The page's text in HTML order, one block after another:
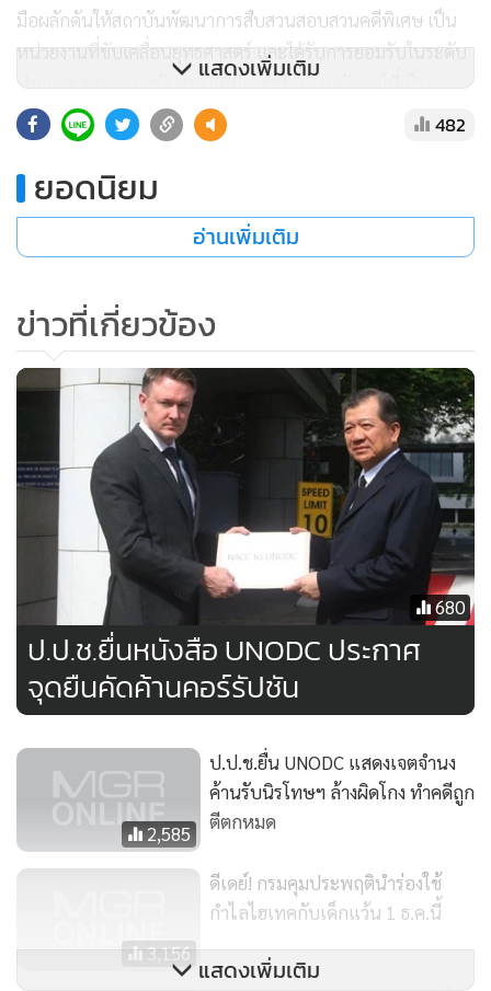
มือผลักดันให้สถาบันพัฒนาการสืบสวนสอบสวนคดีพิเศษ เป็น
หน่วยงานที่ขับเคลื่อนยุทธศาสตร์ และได้รับการยอมรับในระดับ
ประเทศ ตลอดจนสนับสนุนให้มีการสร้างภาพลักษณ์ที่เป็น
มาตรฐานและได้รับการยอมรับจากนานาประเทศ พร้อมกับ
แสดงถึงการปรับบทบาทในการเป็นผู้พัฒนาและผลักดันนโยบาย
(Policy Initiation and Advocacy)ในกิจการสืบสวนสอบสวนคดี
พิเศษให้มีประสิทธิผลในอนาคต ผ่านกระบวนการทำงานร่วมกับ
ภาคีเครือข่ายทั้งในประเทศและต่างประเทศ พัฒนาเป็นองค์กร
ความรู้จากหน่วยงานวิชาการและหน่วยงานที่เกี่ยวข้องทั้งในและ
ต่างประเทศมาประยุกต์ใช้ เพื่อการพัฒนาการสืบสวนสอบสวน
คดีพิเศษ โดยการพัฒนาเทคโนโลยีหรือนวัตกรรมใหม่ๆ ที่เหมาะ
สมและมีศักยภาพต่อการสืบสวนสอบสวนตามที่กฎหมายกำหนด
แสดงเพิ่มเติม
482
ยอดนิยม
อ่านเพิ่มเติม
ข่าวที่เกี่ยวข้อง
680
ป.ป.ช.ยื่นหนังสือ UNODC ประกาศ
จุดยืนคัดค้านคอร์รัปชัน
2,585
ป.ป.ช.ยื่น UNODC แสดงเจตจำนง
ค้านรับนิรโทษฯ ล้างผิดโกง ทำคดีถูก
ตีตกหมด
3,156
ดีเดย์! กรมคุมประพฤตินำร่องใช้
กำไลไฮเทคกับเด็กแว้น 1 ธ.ค.นี้
แสดงเพิ่มเติม